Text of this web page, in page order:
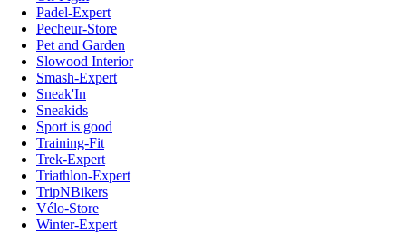
Padel-Expert
Pecheur-Store
Pet and Garden
Slowood Interior
Smash-Expert
Sneak'In
Sneakids
Sport is good
Training-Fit
Trek-Expert
Triathlon-Expert
TripNBikers
Vélo-Store
Winter-Expert